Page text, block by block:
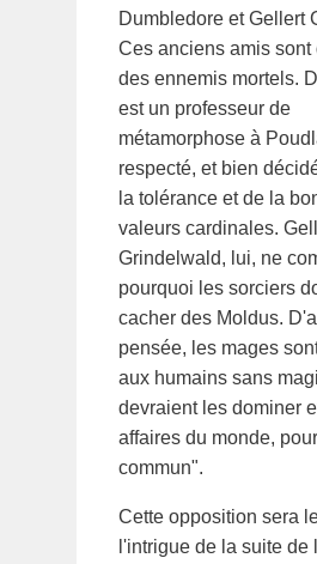
Dumbledore et Gellert
Ces anciens amis sont
des ennemis mortels.
est un professeur de
métamorphose à
respecté, et bien
la tolérance et de la
valeurs cardinales.
Grindelwald, lui, ne
pourquoi les sorciers
cacher des Moldus.
pensée, les mages
aux humains sans
devraient les dominer
affaires du monde,
commun".
Cette opposition sera
l'intrigue de la suite de